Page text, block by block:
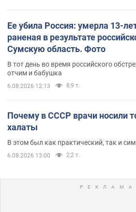
Ее убила Россия: умерла 13-
раненая в результате
Сумскую область. Фото
В тот день во время российского
отчим и бабушка
6.08.2026 12:13 8,9 т.
Почему в СССР врачи носили
халаты
В этом был как практический, так и
6.08.2026 13:00 2,2 т.